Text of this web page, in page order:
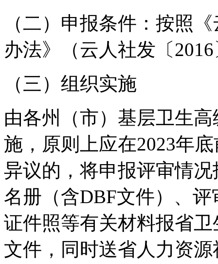
（二）申报条件：按照
办法》（云人社发〔
（三）组织实施
由各州（市）基层卫生
施，原则上应在2023年
异议的，将申报评审情
名册（含DBF文件）、
证件照等有关材料报省
文件，同时送省人力资